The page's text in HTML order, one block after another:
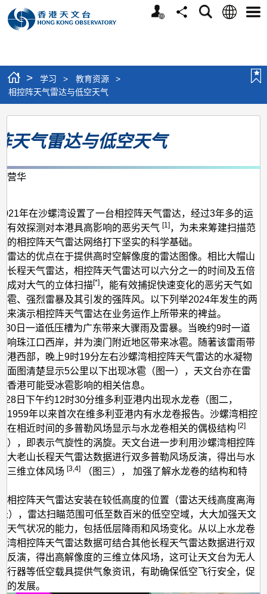
个
分
搜
语
选
> 学习 > 教育资源
>
相控阵天气雷达与低空天气
相
控
天
雷
达
与
低
空
天
气
天气雷达与低空天气
营华
年在沙螺湾设置了一台相控阵天气雷达，经过3年多的运
有效探测对本港具高影响的恶劣天气[1]，为未来筹建扫描范
的相控阵天气雷达网络打下坚实的科学基础。
雷达的优点在于提供高时空解像度的雷达图像。相比大帽山
长程天气雷达，相控阵天气雷达可以六分之一的时间及五倍
成对大气的立体扫描[*]，能有效捕捉快速变化的恶劣天气如
雹、强烈雷暴及其引发的强阵风。以下列举2024年发生的两
来演示相控阵天气雷达在业务运作上所带来的裨益。
30日一道低压槽为广东带来大骤雨及雷暴。当晚约9时一道
响珠江口西岸，并为澳门附近地区带来冰雹。随著该雷雨带
港西部，晚上9时19分左右沙螺湾相控阵天气雷达的水凝物
面图清楚显示5公里以下出现冰雹（图一），天文台亦在雷
香港可能受冰雹影响的相关信息。
28日下午约12时30分维多利亚港内出现水龙卷（图二，
1959年以来首次在维多利亚港内有水龙卷报告。沙螺湾相控
在相近时间的多普勒风场显示与水龙卷相关的偶极结构 [2]
），即表示气旋性的涡旋。天文台进一步利用沙螺湾相控阵
大老山长程天气雷达数据进行双多普勒风场反演，得出与水
三维立体风场[3,4] （图三）， 加强了解水龙卷的结构和特
相控阵天气雷达安装在较低高度的位置（雷达天线高度离海
），雷达扫瞄范围可低至数百米的低空空域，大大加强天文
天气状况的能力，包括低层降雨和风场变化。从以上水龙卷
湾相控阵天气雷达数据可结合其他长程天气雷达数据进行双
反演，得出高解像度的三维立体风场，这可让天文台为无人
行器等低空载具提供气象资讯，有助确保低空飞行安全，促
的发展。